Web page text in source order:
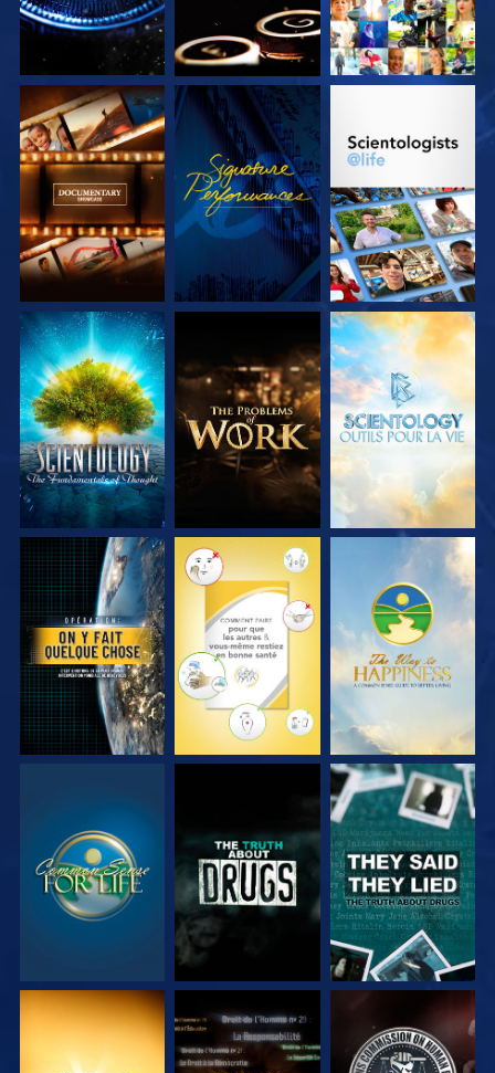
DÉCOUVRIR LES
SÉRIES
REGARDER
DÉCOUVRIR LES
DÉCOUVRIR LES
SÉRIES
DÉCOUVRIR LES
SÉRIES
DÉCOUVRIR LES
SÉRIES
REGARDER REGARDER REGARDER
REGARDER REGARDER REGARDER
REGARDER REGARDER REGARDER